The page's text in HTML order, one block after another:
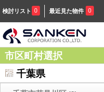
検討リスト 0 最近見た物件 0
市区町村選択
千葉県